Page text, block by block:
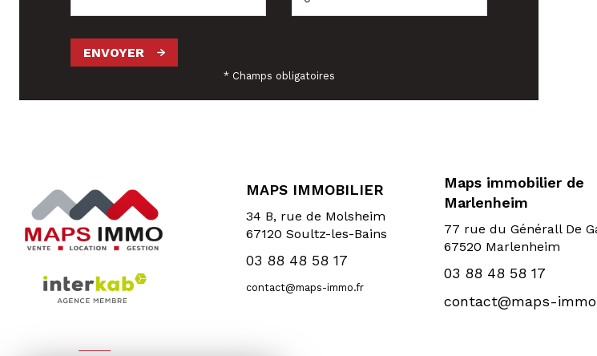
ENVOYER
* Champs obligatoires
MAPS IMMOBILIER
34 B, rue de Molsheim
67120Soultz-les-Bains
03 88 48 58 17
contact@maps-immo.fr
Maps immobilier de
Marlenheim
77 rue du Générall De
67520 Marlenheim
03 88 48 58 17
contact@maps-